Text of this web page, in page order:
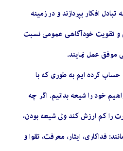
افکار بپردازند و در زمینه
تقویت خودآگاهی عمومی نسبت
موفق عمل نمایند.
حساب كرده ‏ايم به طورى كه با
خود را شيعه بدانيم. اگر چه
را كم‏ ارزش كند ولى شيعه بودن،
فداكارى، ايثار، معرفت، تقوا و